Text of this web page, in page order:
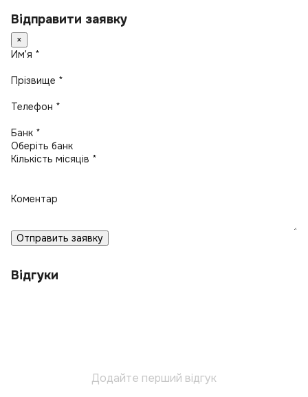
Відправити заявку
×
Имʼя *
Прізвище *
Телефон *
Банк *
Кількість місяців *
Коментар
Отправить заявку
Відгуки
Додайте перший відгук